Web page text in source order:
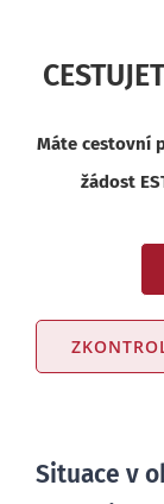
Máte cestovní
žádost
Situace v